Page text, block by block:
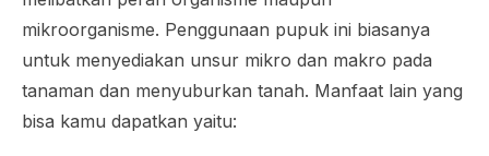
mikroorganisme. Penggunaan pupuk ini biasanya
untuk menyediakan unsur mikro dan makro pada
tanaman dan menyuburkan tanah. Manfaat lain yang
bisa kamu dapatkan yaitu: